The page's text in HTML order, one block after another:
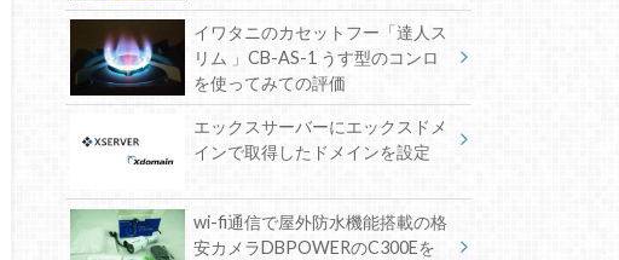
イワタニのカセットフー「達人ス
リム 」CB-AS-1 うす型のコンロ
を使ってみての評価
エックスサーバーにエックスドメ
インで取得したドメインを設定
wi-fi通信で屋外防水機能搭載の格
安カメラDBPOWERのC300Eを